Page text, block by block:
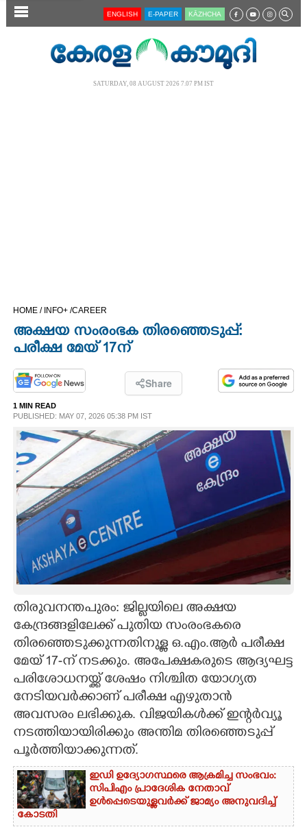
SECTIONS
LIFESTYLE
SPIRITUAL
INFO+
ART
CARTOONS
LITERATURE
ZOOM
CONTACT US
ENGLISH E-PAPER KĀZHCHA
SATURDAY, 08 AUGUST 2026 7.07 PM IST
HOME / INFO+ /CAREER
അക്ഷയ സംരംഭക തിരഞ്ഞെടുപ്പ്:
പരീക്ഷ മേയ് 17ന്
Share
1 MIN READ
PUBLISHED: MAY 07, 2026 05:38 PM IST
തിരുവനന്തപുരം: ജില്ലയിലെ അക്ഷയ
കേന്ദ്രങ്ങളിലേക്ക് പുതിയ സംരംഭകരെ
തിരഞ്ഞെടുക്കുന്നതിനുള്ള ഒ.എം.ആർ പരീക്ഷ
മേയ് 17-ന് നടക്കും. അപേക്ഷകരുടെ ആദ്യഘട്ട
പരിശോധനയ്ക്ക് ശേഷം നിശ്ചിത യോഗ്യത
നേടിയവർക്കാണ് പരീക്ഷ എഴുതാൻ
അവസരം ലഭിക്കുക. വിജയികൾക്ക് ഇന്റർവ്യൂ
നടത്തിയായിരിക്കും അന്തിമ തിരഞ്ഞെടുപ്പ്
പൂർത്തിയാക്കുന്നത്.
ഇഡി ഉദ്യോഗസ്ഥരെ ആക്രമിച്ച സംഭവം:
സിപിഎം പ്രാദേശിക നേതാവ്
ഉൾപ്പെടെയുള്ളവർക്ക് ജാമ്യം അനുവദിച്ച്
കോടതി